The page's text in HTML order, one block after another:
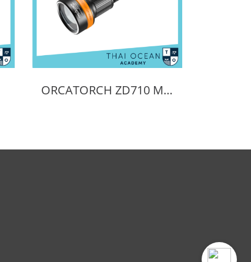
ORCATORCH ZD710 MK2 ZOOMABLE DIVE LIGHT